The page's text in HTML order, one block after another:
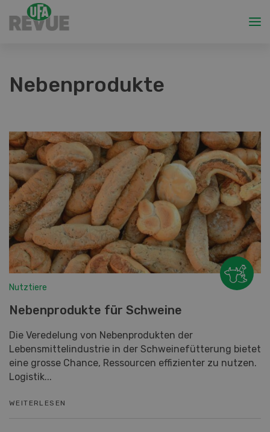
Nebenprodukte
Nutztiere
Nebenprodukte für Schweine
Die Veredelung von Nebenprodukten der
Lebensmittelindustrie in der Schweinefütterung bietet
eine grosse Chance, Ressourcen effizienter zu nutzen.
Logistik...
WEITERLESEN